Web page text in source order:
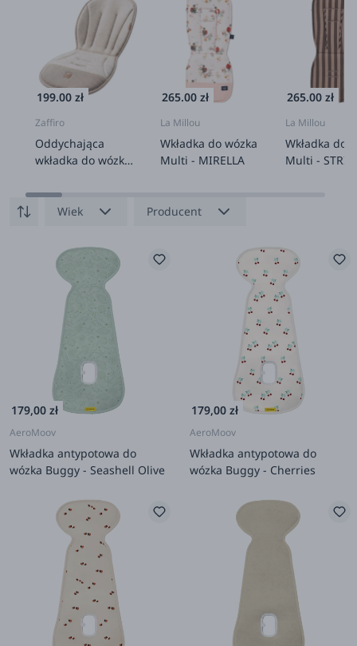
199.00 zł
Zaffiro
Oddychająca
wkładka do wózka
beige
265.00 zł
La Millou
Wkładka do wózka
Multi - MIRELLA
265.00 zł
La Millou
Wkładka do
Multi -
Wiek Producent
179,00 zł
AeroMoov
Wkładka antypotowa do
wózka Buggy - Seashell Olive
179,00 zł
AeroMoov
Wkładka antypotowa do
wózka Buggy - Cherries